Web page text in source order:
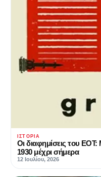
ΙΣΤΟΡΊΑ
Οι διαφημίσεις του
1930 μέχρι σήμερα
12 Ιουλίου, 2026